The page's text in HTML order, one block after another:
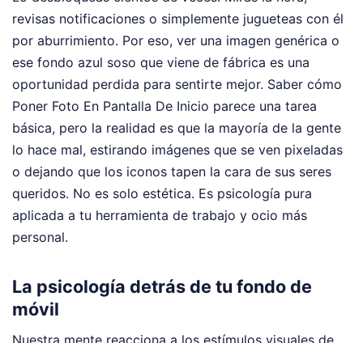
revisas notificaciones o simplemente jugueteas con él
por aburrimiento. Por eso, ver una imagen genérica o
ese fondo azul soso que viene de fábrica es una
oportunidad perdida para sentirte mejor. Saber cómo
Poner Foto En Pantalla De Inicio parece una tarea
básica, pero la realidad es que la mayoría de la gente
lo hace mal, estirando imágenes que se ven pixeladas
o dejando que los iconos tapen la cara de sus seres
queridos. No es solo estética. Es psicología pura
aplicada a tu herramienta de trabajo y ocio más
personal.
La psicología detrás de tu fondo de
móvil
Nuestra mente reacciona a los estímulos visuales de